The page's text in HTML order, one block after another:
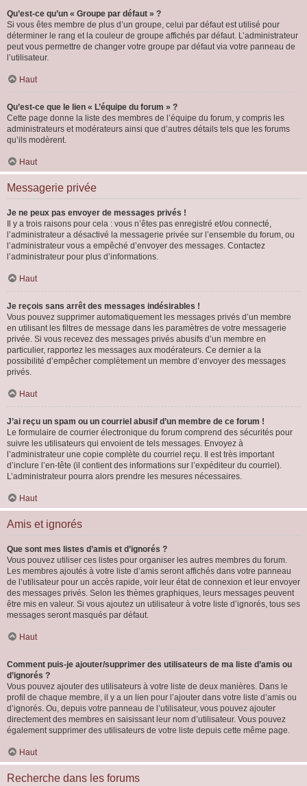
Qu’est-ce qu’un « Groupe par défaut » ?
Si vous êtes membre de plus d’un groupe, celui par défaut est utilisé pour
déterminer le rang et la couleur de groupe affichés par défaut. L’administrateur
peut vous permettre de changer votre groupe par défaut via votre panneau de
l’utilisateur.
Haut
Qu’est-ce que le lien « L’équipe du forum » ?
Cette page donne la liste des membres de l’équipe du forum, y compris les
administrateurs et modérateurs ainsi que d’autres détails tels que les forums
qu’ils modèrent.
Haut
Messagerie privée
Je ne peux pas envoyer de messages privés !
Il y a trois raisons pour cela : vous n’êtes pas enregistré et/ou connecté,
l’administrateur a désactivé la messagerie privée sur l’ensemble du forum, ou
l’administrateur vous a empêché d’envoyer des messages. Contactez
l’administrateur pour plus d’informations.
Haut
Je reçois sans arrêt des messages indésirables !
Vous pouvez supprimer automatiquement les messages privés d’un membre
en utilisant les filtres de message dans les paramètres de votre messagerie
privée. Si vous recevez des messages privés abusifs d’un membre en
particulier, rapportez les messages aux modérateurs. Ce dernier a la
possibilité d’empêcher complètement un membre d’envoyer des messages
privés.
Haut
J’ai reçu un spam ou un courriel abusif d’un membre de ce forum !
Le formulaire de courrier électronique du forum comprend des sécurités pour
suivre les utilisateurs qui envoient de tels messages. Envoyez à
l’administrateur une copie complète du courriel reçu. Il est très important
d’inclure l’en-tête (il contient des informations sur l’expéditeur du courriel).
L’administrateur pourra alors prendre les mesures nécessaires.
Haut
Amis et ignorés
Que sont mes listes d’amis et d’ignorés ?
Vous pouvez utiliser ces listes pour organiser les autres membres du forum.
Les membres ajoutés à votre liste d’amis seront affichés dans votre panneau
de l’utilisateur pour un accès rapide, voir leur état de connexion et leur envoyer
des messages privés. Selon les thèmes graphiques, leurs messages peuvent
être mis en valeur. Si vous ajoutez un utilisateur à votre liste d’ignorés, tous ses
messages seront masqués par défaut.
Haut
Comment puis-je ajouter/supprimer des utilisateurs de ma liste d’amis ou
d’ignorés ?
Vous pouvez ajouter des utilisateurs à votre liste de deux manières. Dans le
profil de chaque membre, il y a un lien pour l’ajouter dans votre liste d’amis ou
d’ignorés. Ou, depuis votre panneau de l’utilisateur, vous pouvez ajouter
directement des membres en saisissant leur nom d’utilisateur. Vous pouvez
également supprimer des utilisateurs de votre liste depuis cette même page.
Haut
Recherche dans les forums